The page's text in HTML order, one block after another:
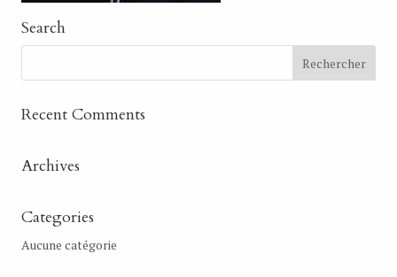
Search
Recent Comments
Archives
Categories
Aucune catégorie